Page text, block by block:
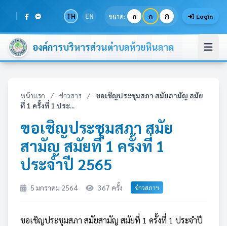
TH EN ขนาด: ก ก ก Login
องค์การบริหารส่วนตำบลห้วยหินลาด
หน้าแรก / ข่าวสาร /
ขอเชิญประชุมสภา สมัยสามัญ สมัย
ที่ 1 ครั้งที่ 1 ประ...
ขอเชิญประชุมสภา สมัย
สามัญ สมัยที่ 1 ครั้งที่ 1
ประจำปี 2565
5 มกราคม 2564 367 ครั้ง ข่าวสภาฯ
ขอเชิญประชุมสภา สมัยสามัญ สมัยที่ 1 ครั้งที่ 1 ประจำปี